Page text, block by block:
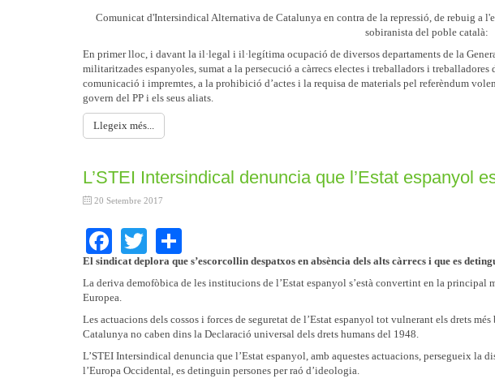
Comunicat d'Intersindical Alternativa de Catalunya en contra de la repressió, de rebuig a
sobiranista del poble català:
En primer lloc, i davant la il·legal i il·legítima ocupació de diversos departaments de la
militaritzades espanyoles, sumat a la persecució a càrrecs electes i treballadors i
comunicació i impremtes, a la prohibició d’actes i la requisa de materials pel referèndum
govern del PP i els seus aliats.
Llegeix més...
L’STEI Intersindical denuncia que l’Estat espanyol
20 Setembre 2017
Facebook
Twitter
El sindicat deplora que s’escorcollin despatxos en absència dels alts càrrecs i que es
La deriva demofòbica de les institucions de l’Estat espanyol s’està convertint en la principal
Europea.
Les actuacions dels cossos i forces de seguretat de l’Estat espanyol tot vulnerant els drets
Catalunya no caben dins la Declaració universal dels drets humans del 1948.
L’STEI Intersindical denuncia que l’Estat espanyol, amb aquestes actuacions, persegueix
l’Europa Occidental, es detinguin persones per raó d’ideologia.